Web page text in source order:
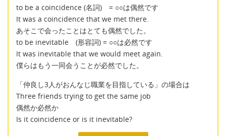
to be a coincidence (名詞) = ○○は偶然です
It was a coincidence that we met there.
あそこで会ったことはとても偶然でした。
to be inevitable (形容詞) = ○○は必然です
It was inevitable that we would meet again.
僕らはもう一同会うことが必然でした。
「仲良し3人がおんなじ職業を目指している」の場合は
Three friends trying to get the same job
偶然か必然か
Is it coincidence or is it inevitable?